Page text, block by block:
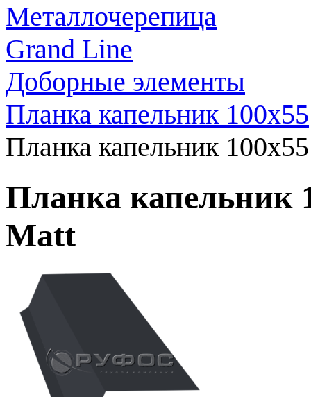
Металлочерепица
Grand Line
Доборные элементы
Планка капельник 100x55
Планка капельник
Планка капельник
Matt